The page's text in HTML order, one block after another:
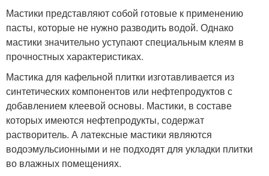
Мастики представляют собой готовые к применению
пасты, которые не нужно разводить водой. Однако
мастики значительно уступают специальным клеям в
прочностных характеристиках.
Мастика для кафельной плитки изготавливается из
синтетических компонентов или нефтепродуктов с
добавлением клеевой основы. Мастики, в составе
которых имеются нефтепродукты, содержат
растворитель. А латексные мастики являются
водоэмульсионными и не подходят для укладки плитки
во влажных помещениях.